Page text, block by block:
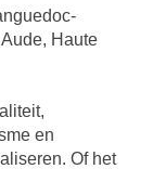
Haute
en
Of het